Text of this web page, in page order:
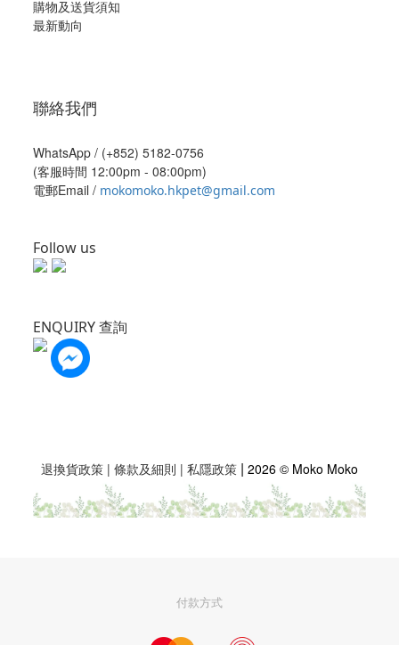
購物及送貨須知
最新動向
聯絡我們
WhatsApp / (+852) 5182-0756
(客服時間 12:00pm - 08:00pm)
電郵Email / mokomoko.hkpet@gmail.com
Follow us
ENQUIRY 查詢
退換貨政策 | 條款及細則 | 私隱政策 | 2026 © Moko Moko
付款方式